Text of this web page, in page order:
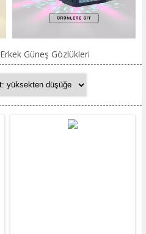
Erkek Güneş Gözlükleri